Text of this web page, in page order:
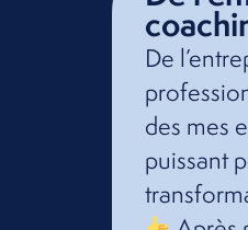
De
des mes
puissant